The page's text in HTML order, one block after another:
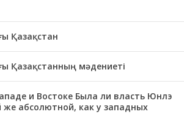
Қазақстан
Қазақстанның мәдениеті
и Востоке Была ли власть Юнлэ
же абсолютной, как у западных